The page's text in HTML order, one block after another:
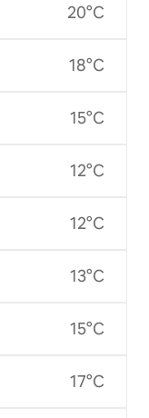
20°C
18°C
15°C
12°C
12°C
13°C
15°C
17°C